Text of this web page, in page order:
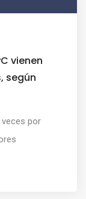
vienen
según
veces por